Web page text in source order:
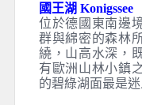
國王湖 Konigssee
位於德國東南邊
群與綿密的森林
繞，山高水深，
有歐洲山林小鎮
的碧綠湖面最是